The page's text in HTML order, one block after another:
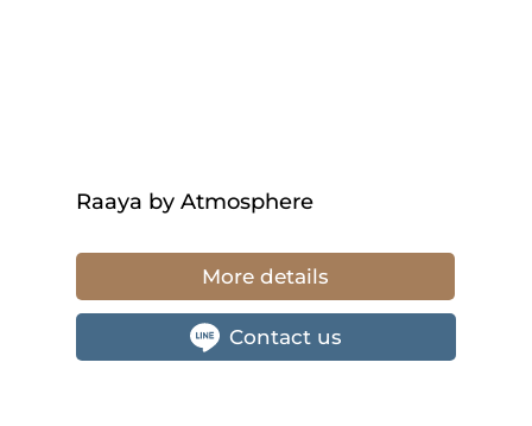
Raaya by Atmosphere
More details
Contact us